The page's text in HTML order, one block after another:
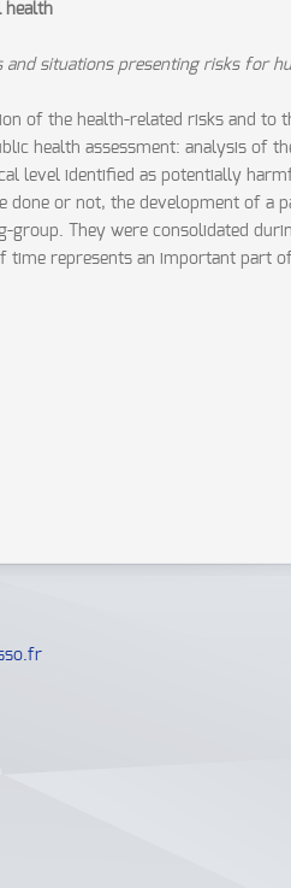
health
situations presenting risks for
of the health-related risks and
health assessment: analysis of
level identified as potentially
or not, the development of a
They were consolidated
represents an important part